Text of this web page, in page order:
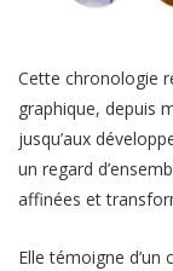
Cette chronologie
graphique, depuis
jusqu’aux
un regard
affinées et
Elle témoigne d’un